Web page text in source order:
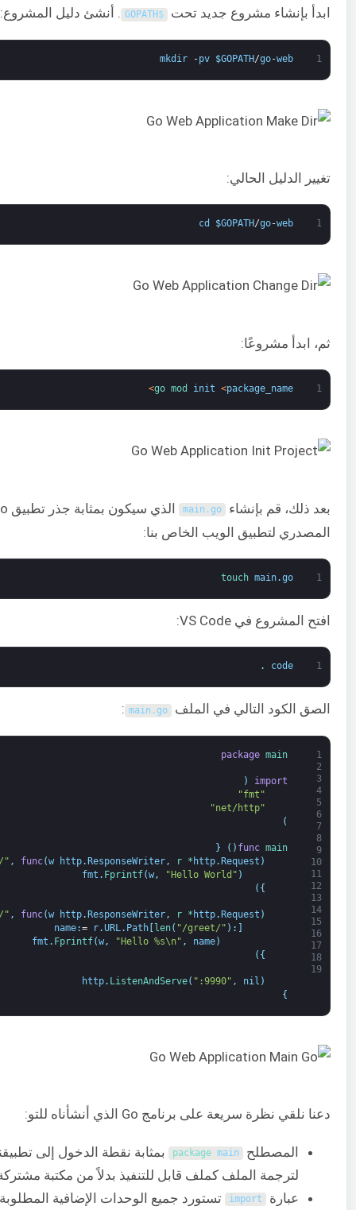
ابدأ بإنشاء مشروع جديد تحت $
GOPATH . أنشئ دليل المشروع:
1
mkdir -pv $GOPATH/go-web
تغيير الدليل الحالي:
1
cd $GOPATH/go-web
ثم، ابدأ مشروعًا:
1
go mod init <package_name
>
بعد ذلك، قم بإنشاء main .go
المصدري لتطبيق الويب الخاص بنا:
1
touch main.go
افتح المشروع في VS Code:
1
code
.
الصق الكود التالي في الملف main .go
:
1
2
3
4
5
6
7
8
9
10
11
12
13
14
15
16
17
18
19
package main
import
(
"fmt"
"net/http"
)
func main
(
)
{
" , func(w http. ResponseWriter, r * http. Request )
fmt . Fprintf(w, "Hello World" )
}
)
" , func(w http. ResponseWriter, r * http. Request )
name:= r.URL. Path len( "/greet/" ) :
fmt . Fprintf(w, "Hello %s\n" , name)
}
)
http. ListenAndServe( ":9990" , nil )
}
دعنا نلقي نظرة سريعة على برنامج Go الذي أنشأناه للتو:
المصطلح package main
لترجمة الملف كملف قابل للتنفيذ بدلاً من مكتبة
عبارة
import تستورد جميع الوحدات الإضافية المطلوبة